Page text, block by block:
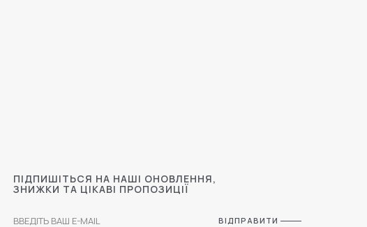
ВІДПРАВИТИ
ПІДПИШІТЬСЯ НА НАШІ ОНОВЛЕННЯ,
ЗНИЖКИ ТА ЦІКАВІ ПРОПОЗИЦІЇ